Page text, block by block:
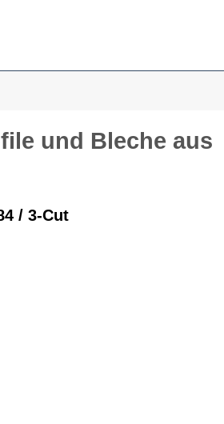
und Bleche aus
/ 3-Cut